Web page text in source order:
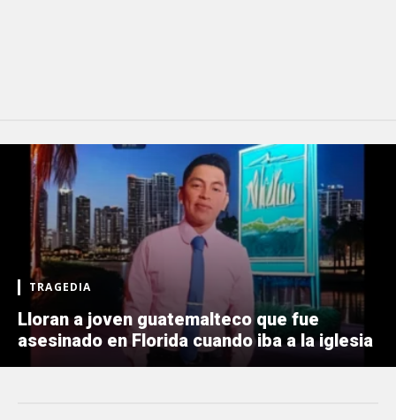
TRAGEDIA
Lloran a joven guatemalteco que fue
asesinado en Florida cuando iba a la iglesia